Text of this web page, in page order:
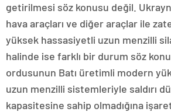
getirilmesi söz konusu değil.
hava araçları ve diğer araçlar ile
yüksek hassasiyetli uzun menzilli
halinde ise farklı bir durum söz
ordusunun Batı üretimli modern
uzun menzilli sistemleriyle saldırı
kapasitesine sahip olmadığına